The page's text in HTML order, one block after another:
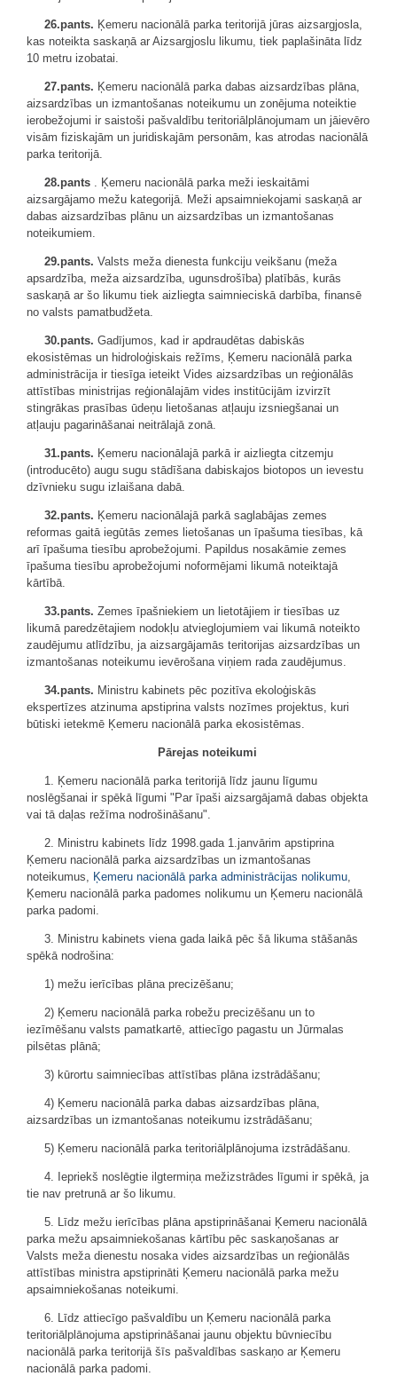
26.pants. Ķemeru nacionālā parka teritorijā jūras aizsargjosla,
kas noteikta saskaņā ar Aizsargjoslu likumu, tiek paplašināta līdz
10 metru izobatai.
27.pants. Ķemeru nacionālā parka dabas aizsardzības plāna,
aizsardzības un izmantošanas noteikumu un zonējuma noteiktie
ierobežojumi ir saistoši pašvaldību teritoriālplānojumam un jāievēro
visām fiziskajām un juridiskajām personām, kas atrodas nacionālā
parka teritorijā.
28.pants . Ķemeru nacionālā parka meži ieskaitāmi
aizsargājamo mežu kategorijā. Meži apsaimniekojami saskaņā ar
dabas aizsardzības plānu un aizsardzības un izmantošanas
noteikumiem.
29.pants. Valsts meža dienesta funkciju veikšanu (meža
apsardzība, meža aizsardzība, ugunsdrošība) platībās, kurās
saskaņā ar šo likumu tiek aizliegta saimnieciskā darbība, finansē
no valsts pamatbudžeta.
30.pants. Gadījumos, kad ir apdraudētas dabiskās
ekosistēmas un hidroloģiskais režīms, Ķemeru nacionālā parka
administrācija ir tiesīga ieteikt Vides aizsardzības un reģionālās
attīstības ministrijas reģionālajām vides institūcijām izvirzīt
stingrākas prasības ūdeņu lietošanas atļauju izsniegšanai un
atļauju pagarināšanai neitrālajā zonā.
31.pants. Ķemeru nacionālajā parkā ir aizliegta citzemju
(introducēto) augu sugu stādīšana dabiskajos biotopos un ievestu
dzīvnieku sugu izlaišana dabā.
32.pants. Ķemeru nacionālajā parkā saglabājas zemes
reformas gaitā iegūtās zemes lietošanas un īpašuma tiesības, kā
arī īpašuma tiesību aprobežojumi. Papildus nosakāmie zemes
īpašuma tiesību aprobežojumi noformējami likumā noteiktajā
kārtībā.
33.pants. Zemes īpašniekiem un lietotājiem ir tiesības uz
likumā paredzētajiem nodokļu atvieglojumiem vai likumā noteikto
zaudējumu atlīdzību, ja aizsargājamās teritorijas aizsardzības un
izmantošanas noteikumu ievērošana viņiem rada zaudējumus.
34.pants. Ministru kabinets pēc pozitīva ekoloģiskās
ekspertīzes atzinuma apstiprina valsts nozīmes projektus, kuri
būtiski ietekmē Ķemeru nacionālā parka ekosistēmas.
Pārejas noteikumi
1. Ķemeru nacionālā parka teritorijā līdz jaunu līgumu
noslēgšanai ir spēkā līgumi "Par īpaši aizsargājamā dabas objekta
vai tā daļas režīma nodrošināšanu".
2. Ministru kabinets līdz 1998.gada 1.janvārim apstiprina
Ķemeru nacionālā parka aizsardzības un izmantošanas
noteikumus, Ķemeru nacionālā parka administrācijas nolikumu,
Ķemeru nacionālā parka padomes nolikumu un Ķemeru nacionālā
parka padomi.
3. Ministru kabinets viena gada laikā pēc šā likuma stāšanās
spēkā nodrošina:
1) mežu ierīcības plāna precizēšanu;
2) Ķemeru nacionālā parka robežu precizēšanu un to
iezīmēšanu valsts pamatkartē, attiecīgo pagastu un Jūrmalas
pilsētas plānā;
3) kūrortu saimniecības attīstības plāna izstrādāšanu;
4) Ķemeru nacionālā parka dabas aizsardzības plāna,
aizsardzības un izmantošanas noteikumu izstrādāšanu;
5) Ķemeru nacionālā parka teritoriālplānojuma izstrādāšanu.
4. Iepriekš noslēgtie ilgtermiņa mežizstrādes līgumi ir spēkā, ja
tie nav pretrunā ar šo likumu.
5. Līdz mežu ierīcības plāna apstiprināšanai Ķemeru nacionālā
parka mežu apsaimniekošanas kārtību pēc saskaņošanas ar
Valsts meža dienestu nosaka vides aizsardzības un reģionālās
attīstības ministra apstiprināti Ķemeru nacionālā parka mežu
apsaimniekošanas noteikumi.
6. Līdz attiecīgo pašvaldību un Ķemeru nacionālā parka
teritoriālplānojuma apstiprināšanai jaunu objektu būvniecību
nacionālā parka teritorijā šīs pašvaldības saskaņo ar Ķemeru
nacionālā parka padomi.